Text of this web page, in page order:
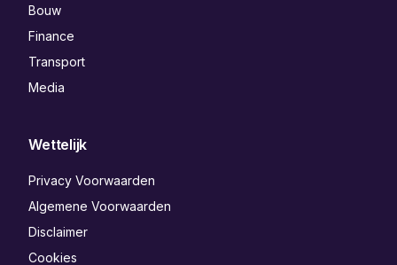
Bouw
Finance
Transport
Media
Wettelijk
Privacy Voorwaarden
Algemene Voorwaarden
Disclaimer
Cookies